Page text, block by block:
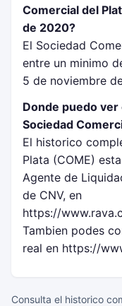
Comercial del
de 2020?
El Sociedad
entre un minimo
5 de noviembre
Donde puedo
Sociedad
El historico
Plata (COME)
Agente de
de CNV, en
https://
Tambien podes
real en https://
Consulta el historico